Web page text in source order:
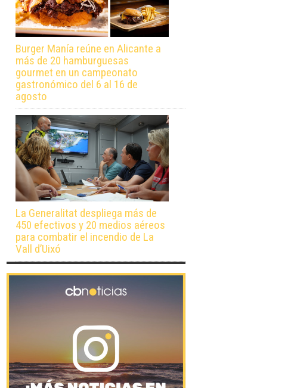
Burger Manía reúne en Alicante a
más de 20 hamburguesas
gourmet en un campeonato
gastronómico del 6 al 16 de
agosto
La Generalitat despliega más de
450 efectivos y 20 medios aéreos
para combatir el incendio de La
Vall d’Uixó